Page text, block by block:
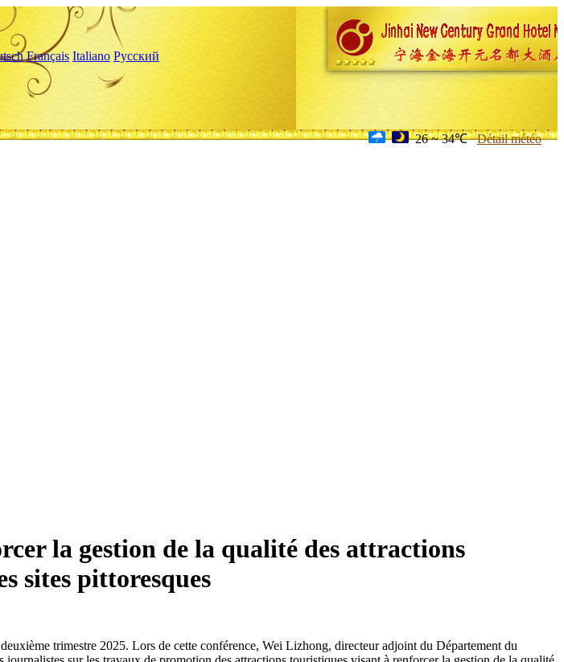
Français Italiano Русский
26 ~ 34℃ Détail météo
la gestion de la qualité des attractions
sites pittoresques
trimestre 2025. Lors de cette conférence, Wei Lizhong, directeur adjoint du Département du